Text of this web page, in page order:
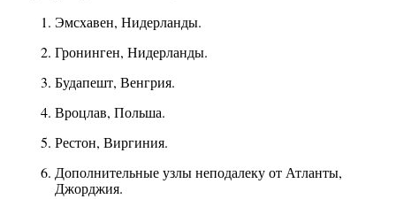
Эмсхавен, Нидерланды.
Гронинген, Нидерланды.
Будапешт, Венгрия.
Вроцлав, Польша.
Рестон, Виргиния.
Дополнительные узлы неподалеку от Атланты,
Джорджия.